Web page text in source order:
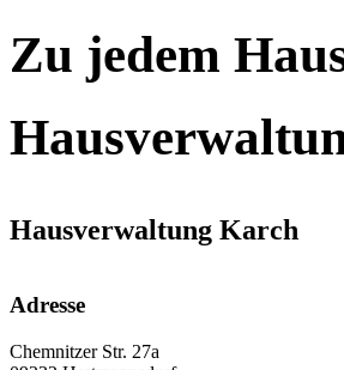
Zu jedem
Hausverwaltung Karch
Adresse
Chemnitzer Str. 27a